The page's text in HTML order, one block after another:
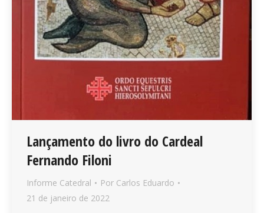
Lançamento do livro do Cardeal
Fernando Filoni
Informe Catedral Por Carlos Eduardo
21 de janeiro de 2022